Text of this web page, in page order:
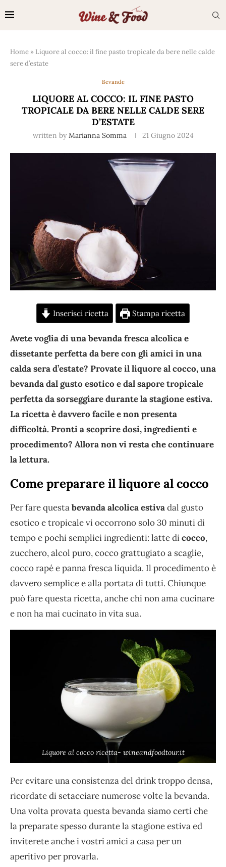
Home » Liquore al cocco: il fine pasto tropicale da bere nelle calde
sere d’estate
Bevande
LIQUORE AL COCCO: IL FINE PASTO
TROPICALE DA BERE NELLE CALDE SERE
D’ESTATE
written by Marianna Somma 21 Giugno 2024
Inserisci ricetta Stampa ricetta
Avete voglia di una bevanda fresca alcolica e
dissetante perfetta da bere con gli amici in una
calda sera d’estate? Provate il liquore al cocco, una
bevanda dal gusto esotico e dal sapore tropicale
perfetta da sorseggiare durante la stagione estiva.
La ricetta è davvero facile e non presenta
difficoltà. Pronti a scoprire dosi, ingredienti e
procedimento? Allora non vi resta che continuare
la lettura.
Come preparare il liquore al cocco
Per fare questabevanda alcolica estivadal gusto
esotico e tropicale vi occorrono solo 30 minuti di
tempo e pochi semplici ingredienti: latte dicocco,
zucchero, alcol puro, cocco grattugiato a scaglie,
cocco rapé e panna fresca liquida. Il procedimento è
davvero semplice e alla portata di tutti. Chiunque
può fare questa ricetta, anche chi non ama cucinare
e non ha mai cucinato in vita sua.
Liquore al cocco ricetta- wineandfoodtour.it
Per evitare una consistenza del drink troppo densa,
ricordate di setacciare numerose volte la bevanda.
Una volta provata questa bevanda siamo certi che
la preparate spesso durante la stagione estiva ed
inviterete anche i vostri amici a casa per un
aperitivo per provarla.